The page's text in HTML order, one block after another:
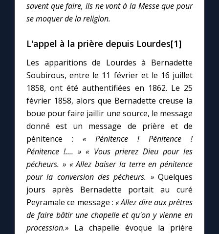
savent que faire, ils ne vont à la Messe que pour
se moquer de la religion.
L'appel à la prière depuis Lourdes[1]
Les apparitions de Lourdes à Bernadette
Soubirous, entre le 11 février et le 16 juillet
1858, ont été authentifiées en 1862. Le 25
février 1858, alors que Bernadette creuse la
boue pour faire jaillir une source, le message
donné est un message de prière et de
pénitence : « Pénitence ! Pénitence !
Pénitence !.... » « Vous prierez Dieu pour les
pécheurs. » « Allez baiser la terre en pénitence
pour la conversion des pécheurs. »Quelques
jours après Bernadette portait au curé
Peyramale ce message : « Allez dire aux prêtres
de faire bâtir une chapelle et qu'on y vienne en
procession.» La chapelle évoque la prière